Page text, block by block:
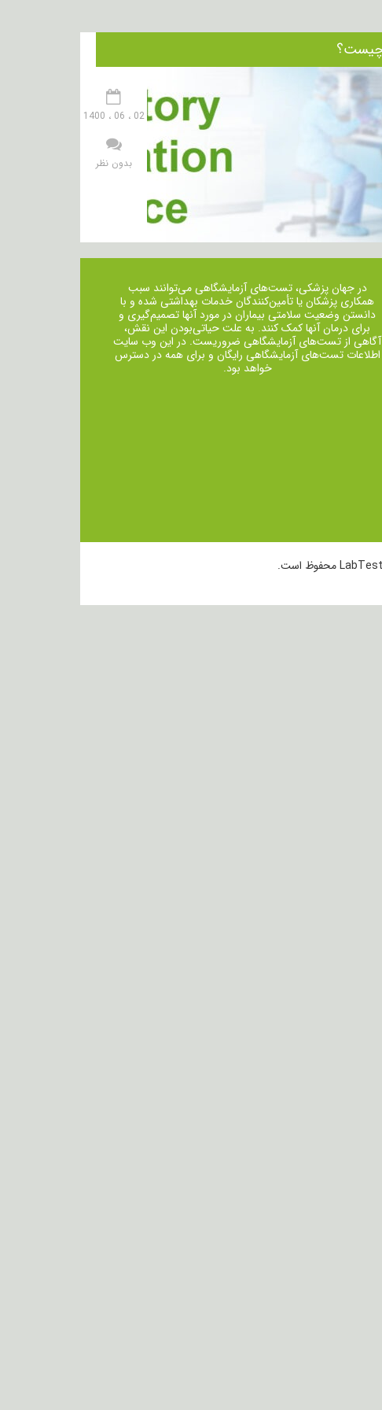
02 ، 06 ، 1400
بدون نظر
در جهان پزشکی، تست‌های آزمایشگاهی می‌توانند سبب
همکاری پزشکان یا تأمین‌کنندگان خدمات بهداشتی شده و با
دانستن وضعیت سلامتی بیماران در مورد آنها تصمیم‌گیری و
برای درمان ‌آنها کمک کنند. به علت حیاتی‌بودن این نقش،
آگاهی از تست‌های آزمایشگاهی ضروریست. در این وب سایت
اطلاعات تست‌های آزمایشگاهی رایگان و برای همه در دسترس
خواهد بود.